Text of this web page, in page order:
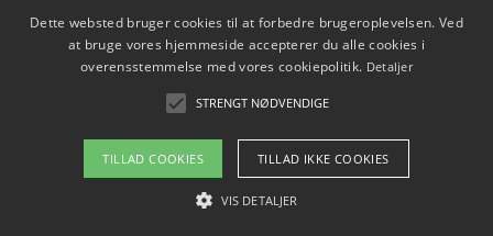
Sådan lærer du miljørigtig kørsel hos en køreskole i
Gentofte
Copyright 2026 - Pilanto Aps
Om / kontakt
Dette websted bruger cookies til at forbedre brugeroplevelsen. Ved
at bruge vores hjemmeside accepterer du alle cookies i
overensstemmelse med vores cookiepolitik. Detaljer
STRENGT NØDVENDIGE
TILLAD COOKIES TILLAD IKKE COOKIES
VIS DETALJER